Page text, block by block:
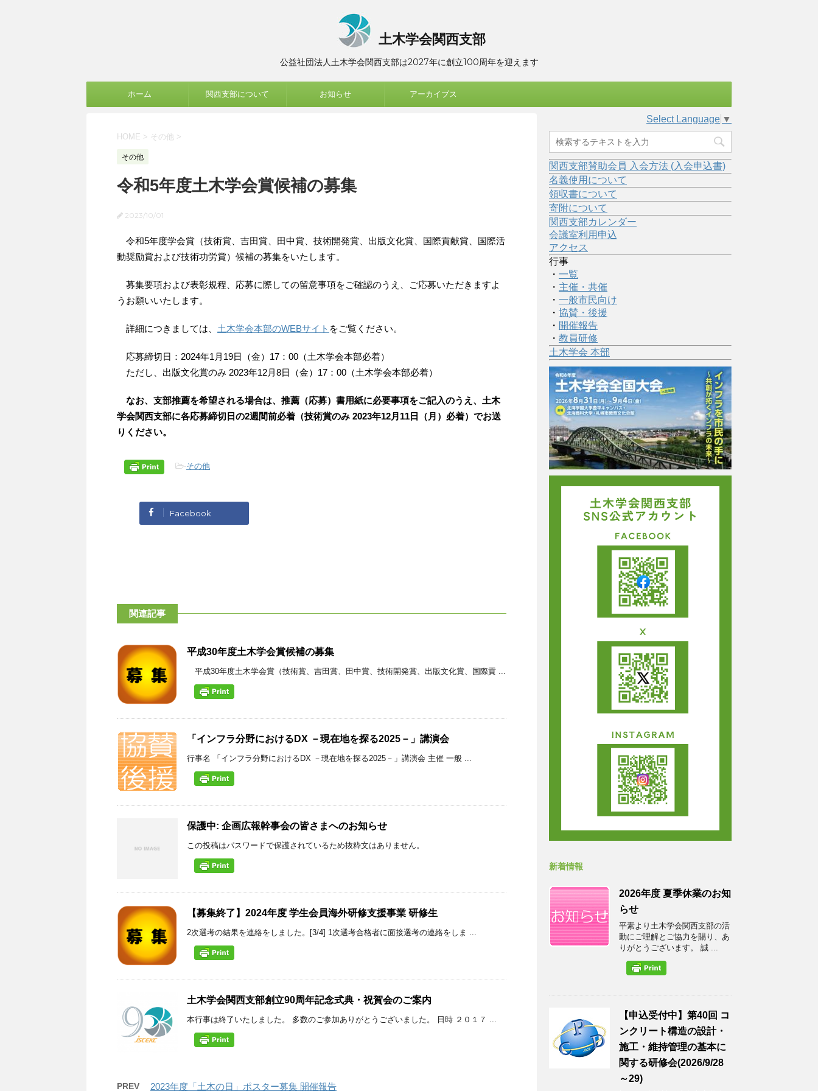
土木学会関西支部
公益社団法人土木学会関西支部は2027年に創立100周年を迎えます
ホーム 関西支部について お知らせ アーカイブス
HOME > その他 >
その他
令和5年度土木学会賞候補の募集
2023/10/01
令和5年度学会賞（技術賞、吉田賞、田中賞、技術開発賞、出版文化賞、国際貢献賞、国際活
動奨励賞および技術功労賞）候補の募集をいたします。
募集要項および表彰規程、応募に際しての留意事項をご確認のうえ、ご応募いただきますよ
うお願いいたします。
詳細につきましては、 土木学会本部のWEBサイト をご覧ください。
応募締切日：2024年1月19日（金）17：00（土木学会本部必着）
ただし、出版文化賞のみ 2023年12月8日（金）17：00（土木学会本部必着）
なお、支部推薦を希望される場合は、推薦（応募）書用紙に必要事項をご記入のうえ、土木
学会関西支部に各応募締切日の2週間前必着（技術賞のみ 2023年12月11日（月）必着）でお送
りください。
-その他
Facebook
関連記事
平成30年度土木学会賞候補の募集
平成30年度土木学会賞（技術賞、吉田賞、田中賞、技術開発賞、出版文化賞、国際貢 ...
「インフラ分野におけるDX －現在地を探る2025－」講演会
行事名 「インフラ分野におけるDX －現在地を探る2025－」講演会 主催 一般 ...
保護中: 企画広報幹事会の皆さまへのお知らせ
この投稿はパスワードで保護されているため抜粋文はありません。
【募集終了】2024年度 学生会員海外研修支援事業 研修生
2次選考の結果を連絡をしました。[3/4] 1次選考合格者に面接選考の連絡をしま ...
土木学会関西支部創立90周年記念式典・祝賀会のご案内
本行事は終了いたしました。 多数のご参加ありがとうございました。 日時 ２０１７ ...
PREV 2023年度「土木の日」ポスター募集 開催報告
Select Language ▼
関西支部賛助会員 入会方法 (入会申込書)
名義使用について
領収書について
寄附について
関西支部カレンダー
会議室利用申込
アクセス
行事
・ 一覧
・ 主催・共催
・ 一般市民向け
・ 協賛・後援
・ 開催報告
・ 教員研修
土木学会 本部
新着情報
2026年度 夏季休業のお知
らせ
平素より土木学会関西支部の活
動にご理解とご協力を賜り、あ
りがとうございます。 誠 ...
【申込受付中】第40回 コ
ンクリート構造の設計・
施工・維持管理の基本に
関する研修会(2026/9/28
～29)